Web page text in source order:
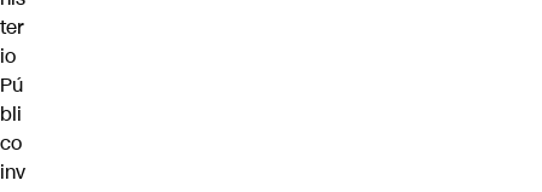
ter
io
Pú
bli
co
inv